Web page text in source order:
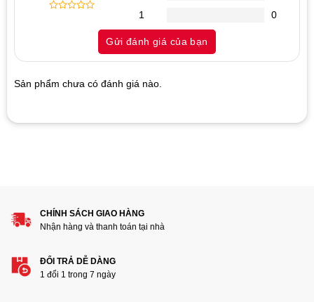
customer
ratings
1
0
Gửi đánh giá của bạn
Sản phẩm chưa có đánh giá nào.
Hãy là người đánh giá đầu tiên cho sản phẩm “Ổ cứng SSD
CHÍNH SÁCH GIAO HÀNG
Nhận hàng và thanh toán tại nhà
ĐỔI TRẢ DỄ DÀNG
1 đổi 1 trong 7 ngày